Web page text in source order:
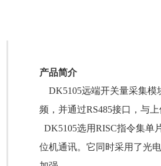
产品简介
DK5105远端开关量采集模
频，并通过RS485接口，与
DK5105选用RISC指令集单
位机通讯。它同时采用了光